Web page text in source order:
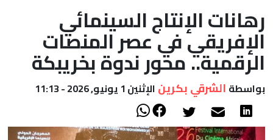
الصحراء
رهانات الإنتاج السينمائي
الإفريقي في عصر المنصات
الرقمية.. محور ندوة بخريبكة
بواسطة الشرقي بكرين الإثنين 1 يونيو, 2026 - 11:13